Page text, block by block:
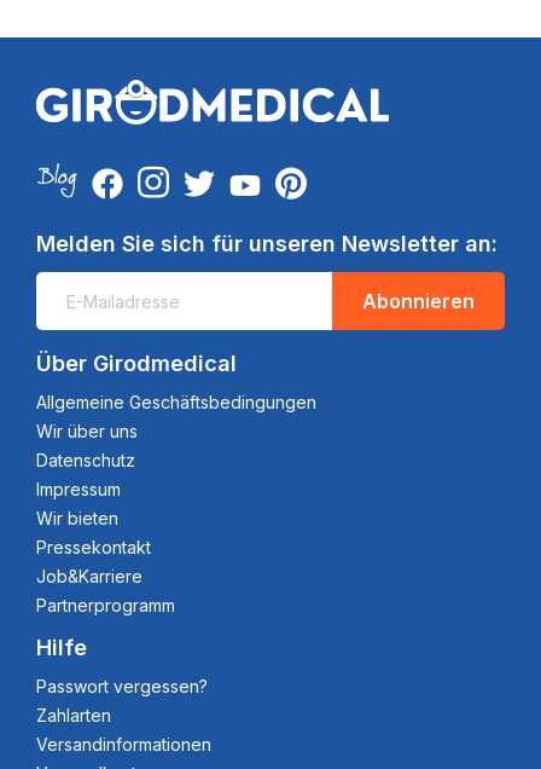
Melden Sie sich für unseren Newsletter an:
Abonnieren
Über Girodmedical
Allgemeine Geschäftsbedingungen
Wir über uns
Datenschutz
Impressum
Wir bieten
Pressekontakt
Job&Karriere
Partnerprogramm
Hilfe
Passwort vergessen?
Zahlarten
Versandinformationen